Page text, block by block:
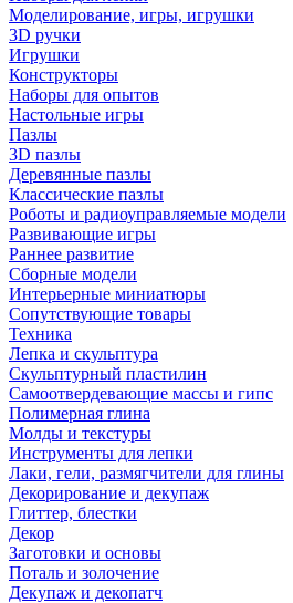
Моделирование, игры, игрушки
3D ручки
Игрушки
Конструкторы
Наборы для опытов
Настольные игры
Пазлы
3D пазлы
Деревянные пазлы
Классические пазлы
Роботы и радиоуправляемые модели
Развивающие игры
Раннее развитие
Сборные модели
Интерьерные миниатюры
Сопутствующие товары
Техника
Лепка и скульптура
Скульптурный пластилин
Самоотвердевающие массы и гипс
Полимерная глина
Молды и текстуры
Инструменты для лепки
Лаки, гели, размягчители для глины
Декорирование и декупаж
Глиттер, блестки
Декор
Заготовки и основы
Поталь и золочение
Декупаж и декопатч